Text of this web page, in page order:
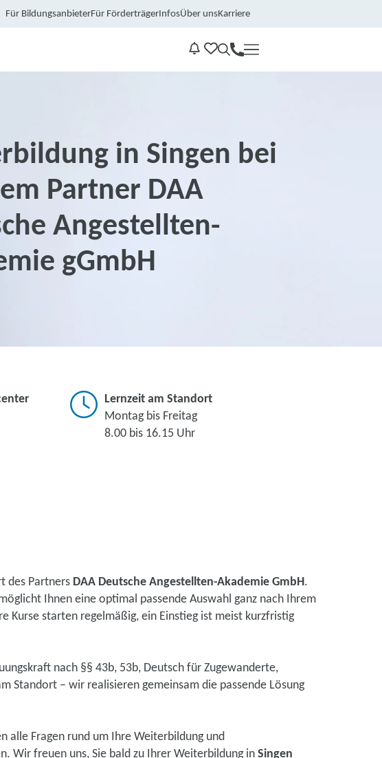
Für BildungsanbieterFür FörderträgerInfosÜber unsKarriere
Kontakt
in Singen bei
Partner DAA
Angestellten-
gGmbH
Lernzeit am Standort
Montag bis Freitag
8.00 bis 16.15 Uhr
des Partners DAA Deutsche Angestellten-Akademie GmbH.
Ihnen eine optimal passende Auswahl ganz nach Ihrem
Kurse starten regelmäßig, ein Einstieg ist meist kurzfristig
nach §§ 43b, 53b, Deutsch für Zugewanderte,
Standort – wir realisieren gemeinsam die passende Lösung
alle Fragen rund um Ihre Weiterbildung und
Wir freuen uns, Sie bald zu Ihrer Weiterbildung in Singen